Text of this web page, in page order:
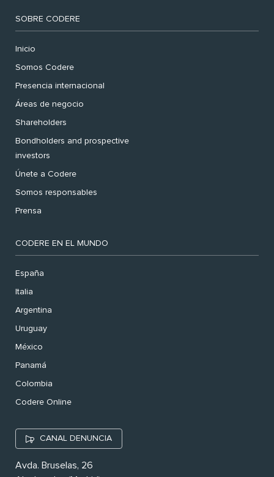
SOBRE CODERE
Inicio
Somos Codere
Presencia internacional
Áreas de negocio
Shareholders
Bondholders and prospective
investors
Únete a Codere
Somos responsables
Prensa
CODERE EN EL MUNDO
España
Italia
Argentina
Uruguay
México
Panamá
Colombia
Codere Online
CANAL DENUNCIA
Avda. Bruselas, 26